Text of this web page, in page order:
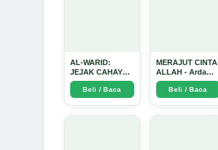
AL-WARID:
JEJAK CAHAYA
DI ANTARA DUA
ZAMAN - Arda
Dinata
Beli / Baca
MERAJUT CINTA
ALLAH - Arda
Dinata
Beli / Baca